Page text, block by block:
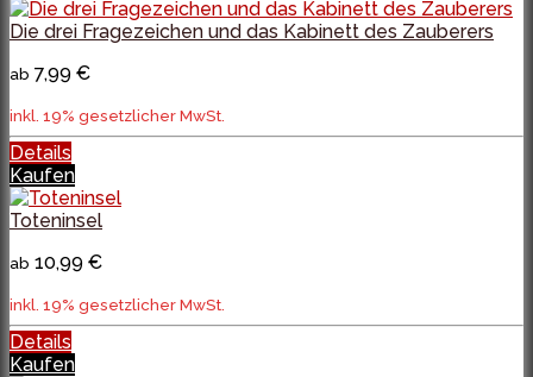
Die drei Fragezeichen und das Kabinett des Zauberers
ab 7,99 €
inkl. 19% gesetzlicher MwSt.
Details
Kaufen
Toteninsel
ab 10,99 €
inkl. 19% gesetzlicher MwSt.
Details
Kaufen